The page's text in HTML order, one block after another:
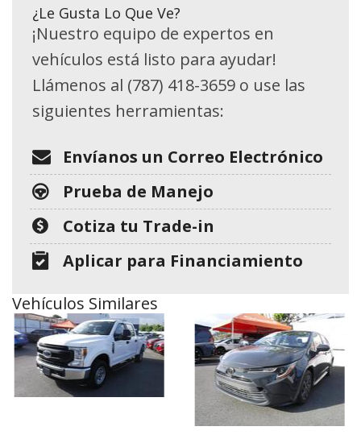
¿Le Gusta Lo Que Ve?
¡Nuestro equipo de expertos en
vehículos está listo para ayudar!
Llámenos al (787) 418-3659 o use las
siguientes herramientas:
Envíanos un Correo Electrónico
Prueba de Manejo
Cotiza tu Trade-in
Aplicar para Financiamiento
Vehículos Similares